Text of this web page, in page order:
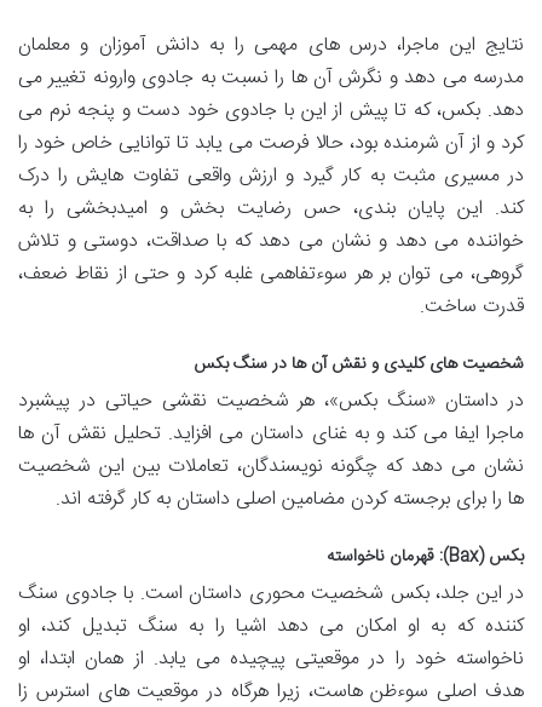
نتایج این ماجرا، درس های مهمی را به دانش آموزان و معلمان
مدرسه می دهد و نگرش آن ها را نسبت به جادوی وارونه تغییر می
دهد. بکس، که تا پیش از این با جادوی خود دست و پنجه نرم می
کرد و از آن شرمنده بود، حالا فرصت می یابد تا توانایی خاص خود را
در مسیری مثبت به کار گیرد و ارزش واقعی تفاوت هایش را درک
کند. این پایان بندی، حس رضایت بخش و امیدبخشی را به
خواننده می دهد و نشان می دهد که با صداقت، دوستی و تلاش
گروهی، می توان بر هر سوءتفاهمی غلبه کرد و حتی از نقاط ضعف،
قدرت ساخت.
شخصیت های کلیدی و نقش آن ها در سنگ بکس
در داستان «سنگ بکس»، هر شخصیت نقشی حیاتی در پیشبرد
ماجرا ایفا می کند و به غنای داستان می افزاید. تحلیل نقش آن ها
نشان می دهد که چگونه نویسندگان، تعاملات بین این شخصیت
ها را برای برجسته کردن مضامین اصلی داستان به کار گرفته اند.
بکس (Bax): قهرمان ناخواسته
در این جلد، بکس شخصیت محوری داستان است. با جادوی سنگ
کننده که به او امکان می دهد اشیا را به سنگ تبدیل کند، او
ناخواسته خود را در موقعیتی پیچیده می یابد. از همان ابتدا، او
هدف اصلی سوءظن هاست، زیرا هرگاه در موقعیت های استرس زا